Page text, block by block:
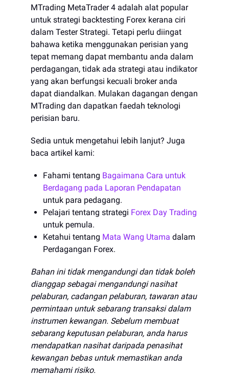
MTrading MetaTrader 4 adalah alat popular
untuk strategi backtesting Forex kerana ciri
dalam Tester Strategi. Tetapi perlu diingat
bahawa ketika menggunakan perisian yang
tepat memang dapat membantu anda dalam
perdagangan, tidak ada strategi atau indikator
yang akan berfungsi kecuali broker anda
dapat diandalkan. Mulakan dagangan dengan
MTrading dan dapatkan faedah teknologi
perisian baru.
Sedia untuk mengetahui lebih lanjut? Juga
baca artikel kami:
Fahami tentang Bagaimana Cara untuk
Berdagang pada Laporan Pendapatan
untuk para pedagang.
Pelajari tentang strategi Forex Day Trading
untuk pemula.
Ketahui tentang Mata Wang Utama dalam
Perdagangan Forex.
Bahan ini tidak mengandungi dan tidak boleh
dianggap sebagai mengandungi nasihat
pelaburan, cadangan pelaburan, tawaran atau
permintaan untuk sebarang transaksi dalam
instrumen kewangan. Sebelum membuat
sebarang keputusan pelaburan, anda harus
mendapatkan nasihat daripada penasihat
kewangan bebas untuk memastikan anda
memahami risiko.